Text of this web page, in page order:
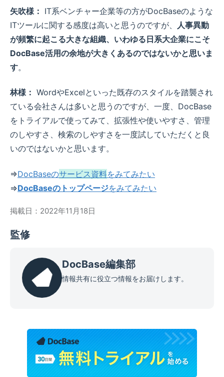
矢吹様： IT系ベンチャー企業等の方がDocBaseのような
ITツールに関する感度は高いと思うのですが、
人事異動
が頻繁に起こる大きな組織、いわゆる日系大企業にこそ
DocBase活用の余地が大きくあるのではないかと思いま
す。
林様： WordやExcelといった既存のスタイルを踏襲され
ている会社さんは多いと思うのですが、一度、DocBase
をトライアルで使ってみて、拡張性や使いやすさ、管理
のしやすさ、検索のしやすさを一度試していただくと良
いのではないかと思います。
⇒DocBaseのサービス資料をみてみたい
⇒DocBaseのトップページをみてみたい
掲載日：2022年11月18日
監修
DocBase編集部
情報共有に役立つ情報をお届けします。